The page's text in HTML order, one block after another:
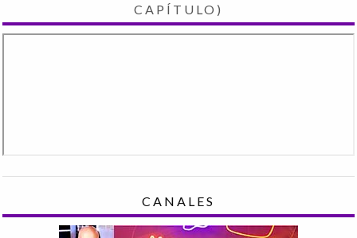
CAPÍTULO)
CANALES